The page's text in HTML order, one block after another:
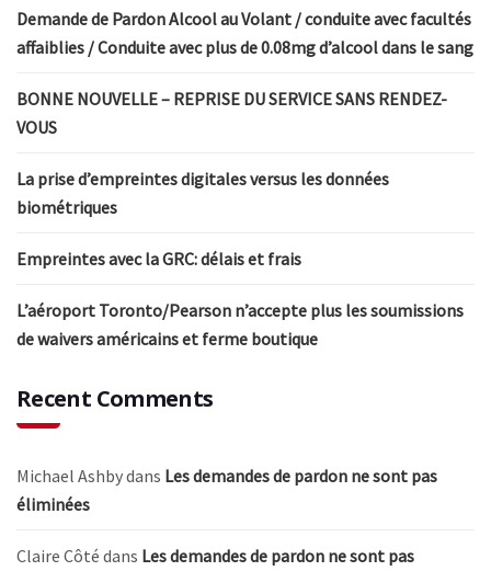
Demande de Pardon Alcool au Volant / conduite avec facultés
affaiblies / Conduite avec plus de 0.08mg d’alcool dans le sang
BONNE NOUVELLE – REPRISE DU SERVICE SANS RENDEZ-
VOUS
La prise d’empreintes digitales versus les données
biométriques
Empreintes avec la GRC: délais et frais
L’aéroport Toronto/Pearson n’accepte plus les soumissions
de waivers américains et ferme boutique
Recent Comments
Michael Ashbydans Les demandes de pardon ne sont pas
éliminées
Claire Côté dans Les demandes de pardon ne sont pas